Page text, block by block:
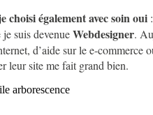
choisi également avec soin oui
suis devenueWebdesigner.
d’aide sur le e-commerce
leur site me fait grand bien.